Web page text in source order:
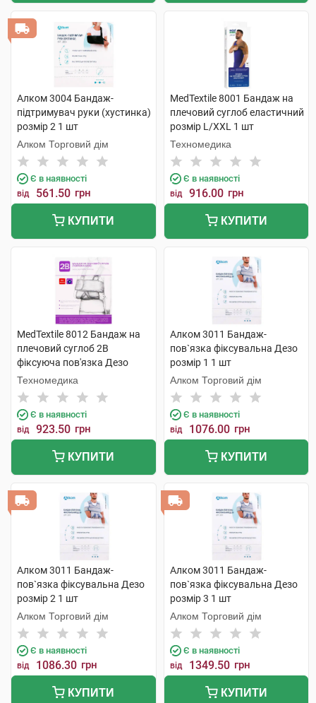
Алком 3004 Бандаж-
підтримувач руки (хустинка)
розмір 2 1 шт
Алком Торговий дім
Є в наявності
від 561.50 грн
КУПИТИ
MedTextile 8001 Бандаж на
плечовий суглоб еластичний
розмір L/XXL 1 шт
Техномедика
Є в наявності
від 916.00 грн
КУПИТИ
MedTextile 8012 Бандаж на
плечовий суглоб 2B
фіксуюча пов'язка Дезо
розмір S/M 1 шт
Техномедика
Є в наявності
від 923.50 грн
КУПИТИ
Алком 3011 Бандаж-
пов`язка фіксувальна Дезо
розмір 1 1 шт
Алком Торговий дім
Є в наявності
від 1076.00 грн
КУПИТИ
Алком 3011 Бандаж-
пов`язка фіксувальна Дезо
розмір 2 1 шт
Алком Торговий дім
Є в наявності
від 1086.30 грн
КУПИТИ
Алком 3011 Бандаж-
пов`язка фіксувальна Дезо
розмір 3 1 шт
Алком Торговий дім
Є в наявності
від 1349.50 грн
КУПИТИ